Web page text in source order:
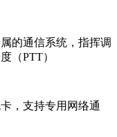
的通信系统，指挥调
（PTT）
，支持专用网络通